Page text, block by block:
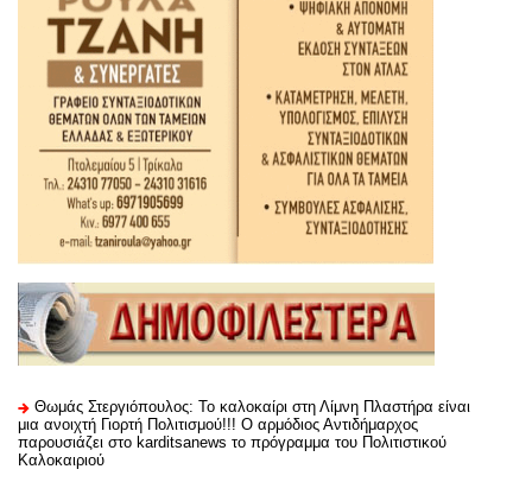
Θωμάς Στεργιόπουλος: Το καλοκαίρι στη Λίμνη Πλαστήρα είναι
μια ανοιχτή Γιορτή Πολιτισμού!!! Ο αρμόδιος Αντιδήμαρχος
παρουσιάζει στο karditsanews το πρόγραμμα του Πολιτιστικού
Καλοκαιριού